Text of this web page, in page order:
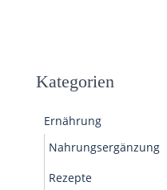
Kategorien
Ernährung
Nahrungsergänzung
Rezepte